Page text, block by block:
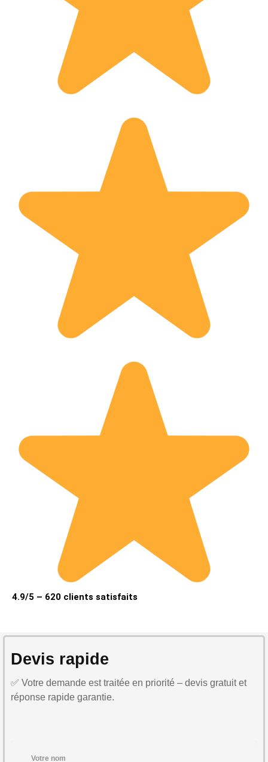
4.9/5 – 620 clients satisfaits
Devis rapide
✅ Votre demande est traitée en priorité – devis gratuit et
réponse rapide garantie.
Votre nom